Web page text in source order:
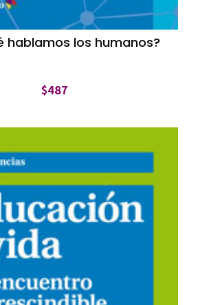
hablamos los humanos?
$487